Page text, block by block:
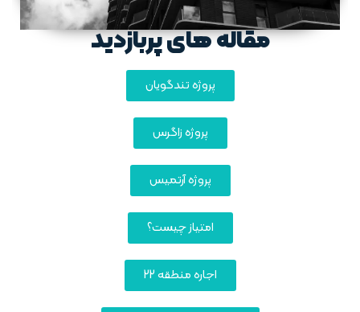
مقاله های پربازدید
پروژه تندگویان
پروژه زاگرس
پروژه آرتمیس
امتیاز چیست؟
اجاره منطقه 22